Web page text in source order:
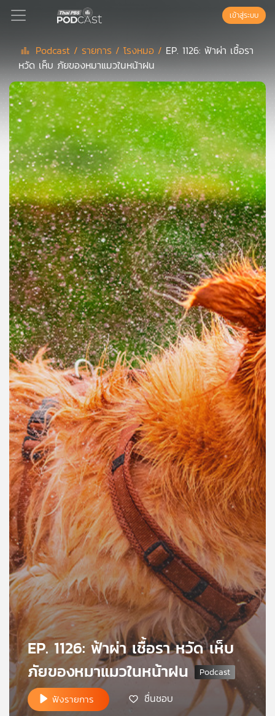
Podcast
เพล
ย์
ลิ
สต์
แนะนำ
เพล
ย์
ลิ
สต์
ของ
คุณ
เพลง
บทความ
ข่าว
และ
กิจกรรม
เกี่ยว
กับ
เรา
เครือ
ข่าย
วิทยุ
ไทย
พี
บี
เอส
แผนที่
วิทยุ
เข้าสู่ระบบ
Podcast / รายการ /โรงหมอ / EP. 1126: ฟ้าผ่า เชื้อรา
หวัด เห็บ ภัยของหมาแมวในหน้าฝน
EP. 1126: ฟ้าผ่า เชื้อรา หวัด เห็บ
ภัยของหมาแมวในหน้าฝน
ฟังรายการ ชื่นชอบ